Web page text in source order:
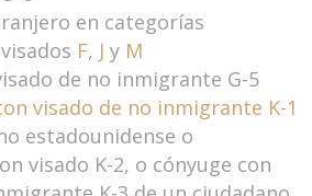
en categorías
F, J y M
de no inmigrante G-5
visado de no inmigrante K-1
estadounidense o
visado K-2, o cónyuge con